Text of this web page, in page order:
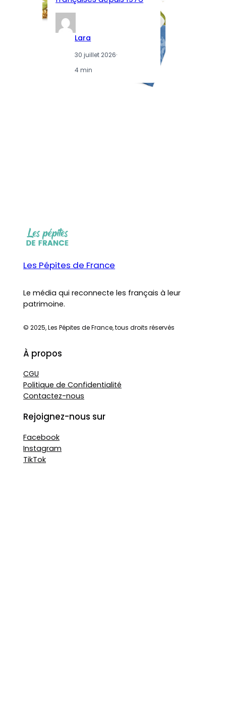
Lara
30 juillet 2026·
4 min
Les Pépites de France
Le média qui reconnecte les français à leur
patrimoine.
© 2025, Les Pépites de France, tous droits réservés
À propos
CGU
Politique de Confidentialité
Contactez-nous
Rejoignez-nous sur
Facebook
Instagram
TikTok